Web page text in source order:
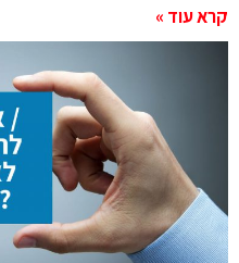
קרא עוד »